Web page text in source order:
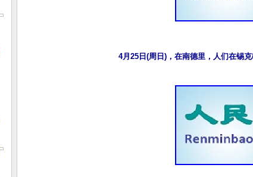
4月25日(周日)，在南德里，人们在锡